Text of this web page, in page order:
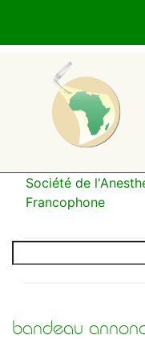
Société de
Francophone
bandeau